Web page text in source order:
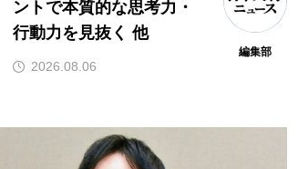
ントで本質的な思考力・
行動力を見抜く 他
編集部
2026.08.06